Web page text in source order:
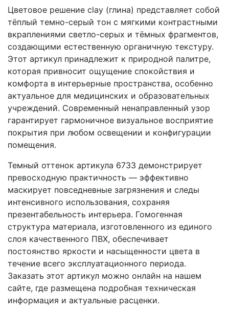
Цветовое решение clay (глина) представляет собой
тёплый темно-серый тон с мягкими контрастными
вкраплениями светло-серых и тёмных фрагментов,
создающими естественную органичную текстуру.
Этот артикул принадлежит к природной палитре,
которая привносит ощущение спокойствия и
комфорта в интерьерные пространства, особенно
актуальное для медицинских и образовательных
учреждений. Современный ненаправленный узор
гарантирует гармоничное визуальное восприятие
покрытия при любом освещении и конфигурации
помещения.
Темный оттенок артикула 6733 демонстрирует
превосходную практичность — эффективно
маскирует повседневные загрязнения и следы
интенсивного использования, сохраняя
презентабельность интерьера. Гомогенная
структура материала, изготовленного из единого
слоя качественного ПВХ, обеспечивает
постоянство яркости и насыщенности цвета в
течение всего эксплуатационного периода.
Заказать этот артикул можно онлайн на нашем
сайте, где размещена подробная техническая
информация и актуальные расценки.